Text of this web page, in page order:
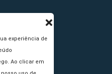
experiência de
Ao clicar em